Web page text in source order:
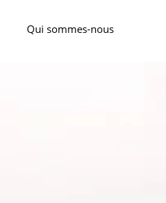
Qui sommes-nous